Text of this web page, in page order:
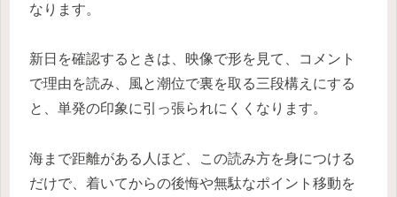
なります。
新日を確認するときは、映像で形を見て、コメント
で理由を読み、風と潮位で裏を取る三段構えにする
と、単発の印象に引っ張られにくくなります。
海まで距離がある人ほど、この読み方を身につける
だけで、着いてからの後悔や無駄なポイント移動を